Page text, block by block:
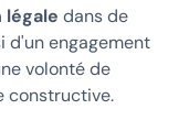
légale dans de
d'un engagement
volonté de
constructive.